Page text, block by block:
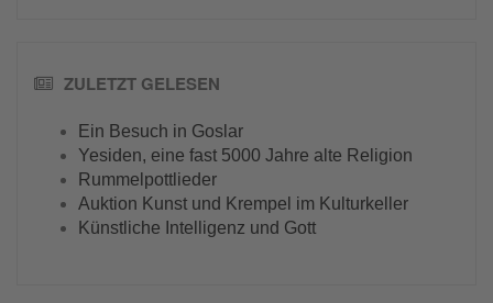
ZULETZT GELESEN
Ein Besuch in Goslar
Yesiden, eine fast 5000 Jahre alte Religion
Rummelpottlieder
Auktion Kunst und Krempel im Kulturkeller
Künstliche Intelligenz und Gott